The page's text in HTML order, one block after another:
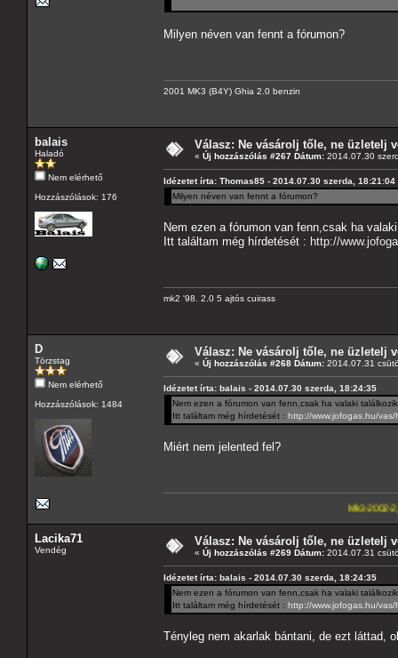
Milyen néven van fennt a fórumon?
2001 MK3 (B4Y) Ghia 2.0 benzin
balais
Haladó
Nem elérhető
Hozzászólások: 176
Válasz: Ne vásárolj tőle, ne üzletelj
« Új hozzászólás #267 Dátum: 2014.07.30
Idézetet írta: Thomas85 - 2014.07.30 szerda, 18:21:04
Milyen néven van fennt a fórumon?
Nem ezen a fórumon van fenn,csak ha
Itt találtam még hírdetését : http://
mk2 '98. 2.0 5 ajtós cuirass
D
Törzstag
Nem elérhető
Hozzászólások: 1484
Válasz: Ne vásárolj tőle, ne üzletelj
« Új hozzászólás #268 Dátum: 2014.07.31
Idézetet írta: balais - 2014.07.30 szerda, 18:24:35
Nem ezen a fórumon van fenn,csak ha valaki
Itt találtam még hírdetését : http://www.jofogas.hu/
Miért nem jelented fel?
Mk3-2002-2,5-V6---A4-
Lacika71
Vendég
Válasz: Ne vásárolj tőle, ne üzletelj
« Új hozzászólás #269 Dátum: 2014.07.31
Idézetet írta: balais - 2014.07.30 szerda, 18:24:35
Nem ezen a fórumon van fenn,csak ha valaki
Itt találtam még hírdetését : http://www.jofogas.hu/
Tényleg nem akarlak bántani, de ezt láttad,